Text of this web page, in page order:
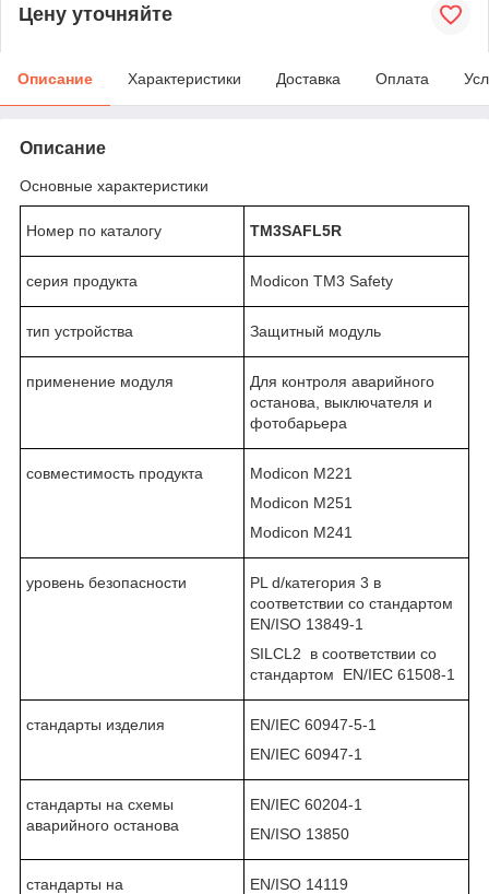
Цену уточняйте
Описание Характеристики Доставка Оплата
Описание
Основные характеристики
Номер по каталогу TM3SAFL5R
серия продукта Modicon TM3 Safety
тип устройства Защитный модуль
применение модуля
Для контроля аварийного
останова, выключателя и
фотобарьера
совместимость продукта
Modicon M221
Modicon M251
Modicon M241
уровень безопасности
PL d/категория 3 в
соответствии со стандартом
EN/ISO 13849-1
SILСL2 в соответствии со
стандартом EN/IEC 61508-1
стандарты изделия
EN/IEC 60947-5-1
EN/IEC 60947-1
стандарты на схемы
аварийного останова
EN/IEC 60204-1
EN/ISO 13850
стандарты на
EN/ISO 14119